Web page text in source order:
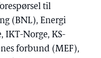
til
(BNL), Energi
IKT-Norge, KS-
forbund (MEF),